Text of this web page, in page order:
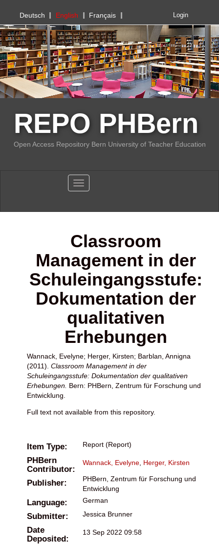
PHBern
Deutsch English Français Login
REPO PHBern
Open Access Repository Bern University of Teacher Education
Toggle navigation
Classroom
Management in der
Schuleingangsstufe:
Dokumentation der
qualitativen
Erhebungen
Wannack, Evelyne; Herger, Kirsten; Barblan, Annigna
(2011). Classroom Management in der
Schuleingangsstufe: Dokumentation der qualitativen
Erhebungen. Bern: PHBern, Zentrum für Forschung und
Entwicklung.
Full text not available from this repository.
Item Type: Report (Report)
PHBern
Contributor:
Wannack, Evelyne Herger, Kirsten
Publisher:
PHBern, Zentrum für Forschung und
Entwicklung
Language: German
Submitter: Jessica Brunner
Date
Deposited:
13 Sep 2022 09:58